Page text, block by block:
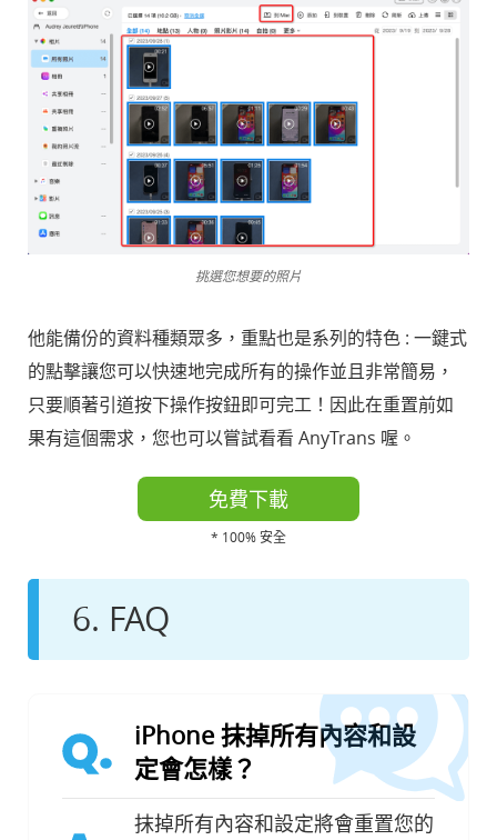
挑選您想要的照片
他能備份的資料種類眾多，重點也是系列的特色 : 一鍵式
的點擊讓您可以快速地完成所有的操作並且非常簡易，
只要順著引道按下操作按鈕即可完工！因此在重置前如
果有這個需求，您也可以嘗試看看 AnyTrans 喔。
免費下載
* 100% 安全
6. FAQ
Q.
iPhone 抹掉所有內容和設
定會怎樣？
抹掉所有內容和設定將會重置您的